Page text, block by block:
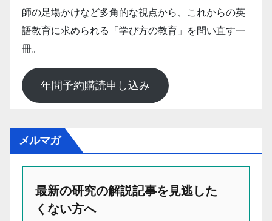
師の足場かけなど多角的な視点から、これからの英
語教育に求められる「学び方の教育」を問い直す一
冊。
年間予約購読申し込み
メルマガ
最新の研究の解説記事を見逃した
くない方へ